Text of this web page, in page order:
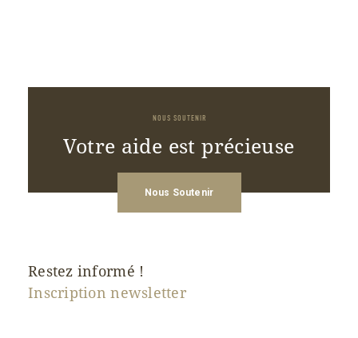
NOUS SOUTENIR
Votre aide est précieuse
Nous Soutenir
Restez informé !
Inscription newsletter